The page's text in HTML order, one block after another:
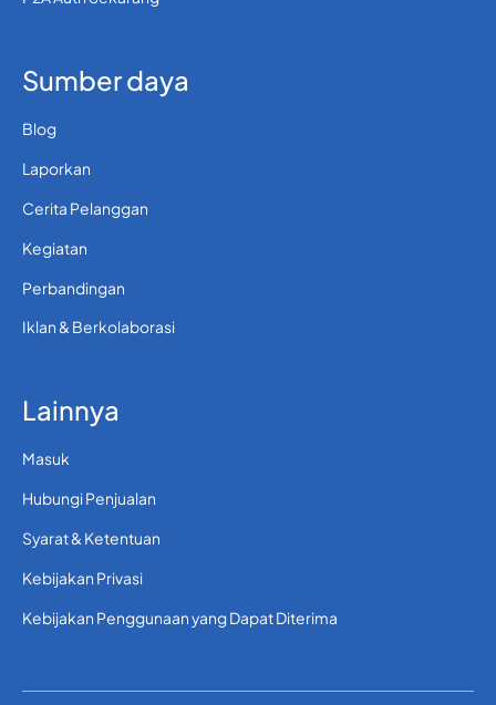
Sumber daya
Blog
Laporkan
Cerita Pelanggan
Kegiatan
Perbandingan
Iklan & Berkolaborasi
Lainnya
Masuk
Hubungi Penjualan
Syarat & Ketentuan
Kebijakan Privasi
Kebijakan Penggunaan yang Dapat Diterima